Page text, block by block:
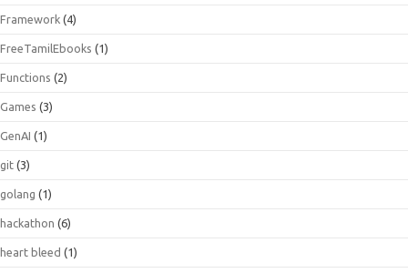
Framework (4)
FreeTamilEbooks (1)
Functions (2)
Games (3)
GenAI (1)
git (3)
golang (1)
hackathon (6)
heart bleed (1)